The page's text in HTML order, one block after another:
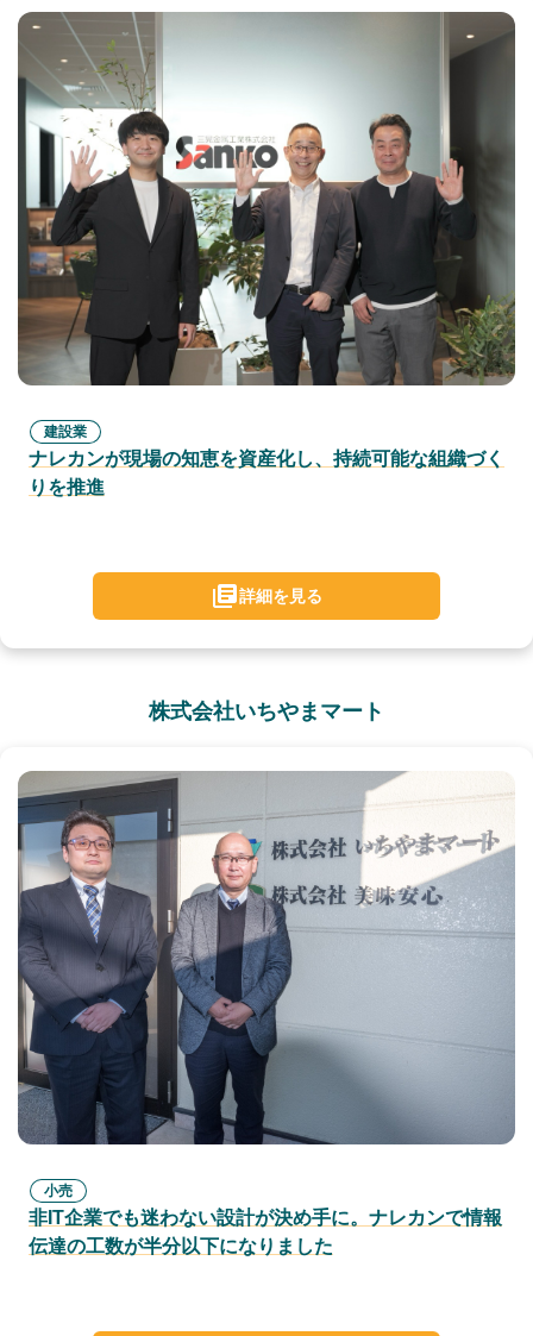
建設業
ナレカンが現場の知恵を資産化し、持続可能な組織づく
りを推進
詳細を見る
株式会社いちやまマート
小売
非IT企業でも迷わない設計が決め手に。ナレカンで情報
伝達の工数が半分以下になりました